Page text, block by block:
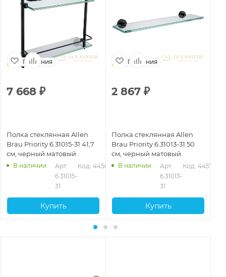
Германия
7 668 ₽
Полка стеклянная Allen
Brau Priority 6.31015-31 41,7
см, черный матовый
В наличии
Арт.:
6.31015-
31
Код: 44580
Купить
Германия
2 867 ₽
Полка стеклянная Allen
Brau Priority 6.31013-31 50
см, черный матовый
В наличии
Арт.:
6.31013-
31
Код: 44577
Купить